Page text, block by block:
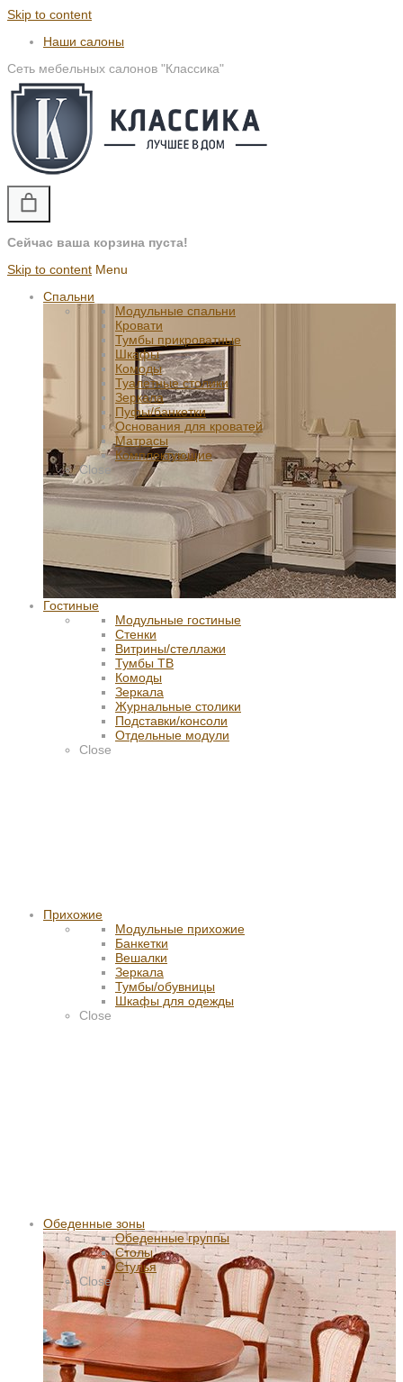
Skip to content
Наши салоны
Сеть мебельных салонов "Классика"
Сейчас ваша корзина пуста!
Skip to content Menu
Спальни
Модульные спальни
Кровати
Тумбы прикроватные
Шкафы
Комоды
Туалетные столики
Зеркала
Пуфы/банкетки
Основания для кроватей
Матрасы
Комплектующие
Close
Гостиные
Модульные гостиные
Стенки
Витрины/стеллажи
Тумбы ТВ
Комоды
Зеркала
Журнальные столики
Подставки/консоли
Отдельные модули
Close
Прихожие
Модульные прихожие
Банкетки
Вешалки
Зеркала
Тумбы/обувницы
Шкафы для одежды
Close
Обеденные зоны
Обеденные группы
Столы
Стулья
Close